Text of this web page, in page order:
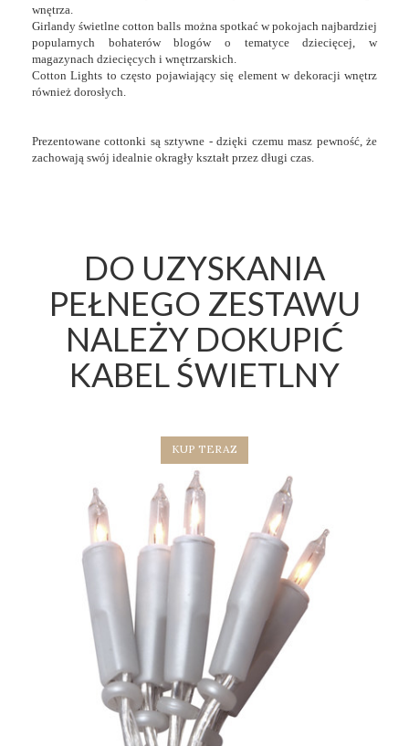
wnętrza.
Girlandy świetlne cotton balls można spotkać w pokojach najbardziej
popularnych bohaterów blogów o tematyce dziecięcej, w
magazynach dziecięcych i wnętrzarskich.
Cotton Lights to często pojawiający się element w dekoracji wnętrz
również dorosłych.
Prezentowane cottonki są sztywne - dzięki czemu masz pewność, że
zachowają swój idealnie okragły kształt przez długi czas.
DO UZYSKANIA
PEŁNEGO ZESTAWU
NALEŻY DOKUPIĆ
KABEL ŚWIETLNY
KUP TERAZ